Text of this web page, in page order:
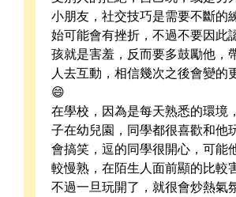
小朋友，社交技巧是需要不斷的
始可能會有挫折，不過不要因此
孩就是害羞，反而要多鼓勵他，
人去互動，相信幾次之後會變的
😄
在學校，因為是每天熟悉的環境
子在幼兒園，同學都很喜歡和他
會搞笑，逗的同學很開心，可能
較慢熟，在陌生人面前顯的比較
不過一旦玩開了，就很會炒熱氣